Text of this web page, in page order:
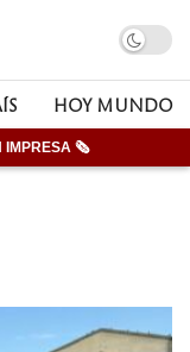
HOY MUNDO
IMPRESA 🗞